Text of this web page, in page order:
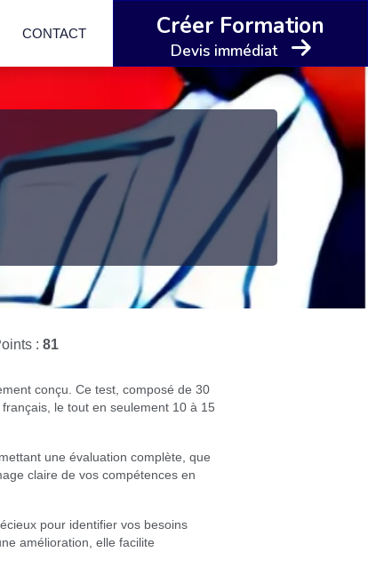
CONTACT Créer Formation
Devis immédiat
:81
conçu. Ce test, composé de 30
le tout en seulement 10 à 15
une évaluation complète, que
claire de vos compétences en
pour identifier vos besoins
amélioration, elle facilite